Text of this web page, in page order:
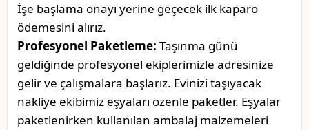
İşe başlama onayı yerine geçecek ilk kaparo
ödemesini alırız.
Profesyonel Paketleme: Taşınma günü
geldiğinde profesyonel ekiplerimizle adresinize
gelir ve çalışmalara başlarız. Evinizi taşıyacak
nakliye ekibimiz eşyaları özenle paketler. Eşyalar
paketlenirken kullanılan ambalaj malzemeleri